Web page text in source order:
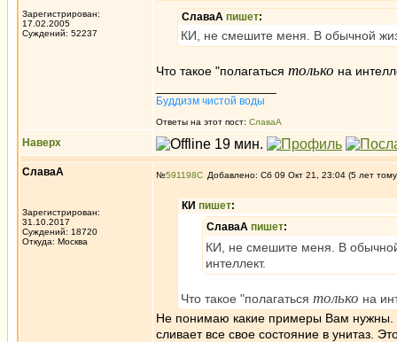
Зарегистрирован:
17.02.2005
Суждений: 52237
СлаваА пишет:
КИ, не смешите меня. В обычной
Что такое "полагаться только на
Буддизм чистой воды
Ответы на этот пост: СлаваА
Наверх
СлаваА
Зарегистрирован:
31.10.2017
Суждений: 18720
Откуда: Москва
№591198 Добавлено: Сб 09 Окт 21, 23:04 (5 лет
КИ пишет:
СлаваА пишет:
КИ, не смешите меня. В
интеллект.
Что такое "полагаться только на
Не понимаю какие примеры Вам нужны.
сливает все свое состояние в унитаз.